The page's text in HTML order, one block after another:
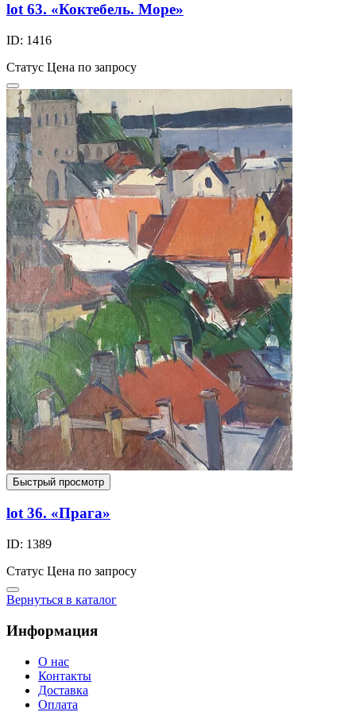
lot 63. «Коктебель. Море»
ID: 1416
Статус Цена по запросу
Быстрый просмотр
lot 36. «Прага»
ID: 1389
Статус Цена по запросу
Вернуться в каталог
Информация
О нас
Контакты
Доставка
Оплата